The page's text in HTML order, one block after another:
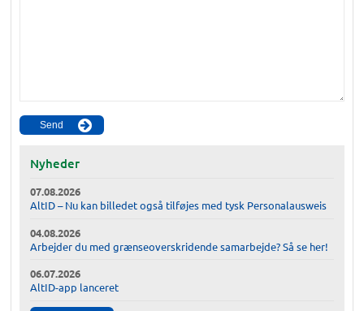
Nyheder
07.08.2026
AltID – Nu kan billedet også tilføjes med tysk Personalausweis
04.08.2026
Arbejder du med grænseoverskridende samarbejde? Så se her!
06.07.2026
AltID-app lanceret